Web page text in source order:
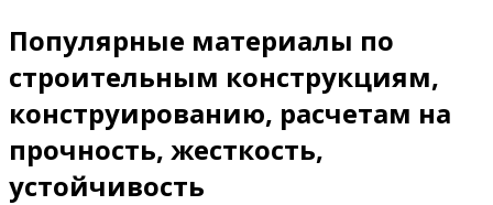
Популярные материалы по
строительным конструкциям,
конструированию, расчетам на
прочность, жесткость,
устойчивость